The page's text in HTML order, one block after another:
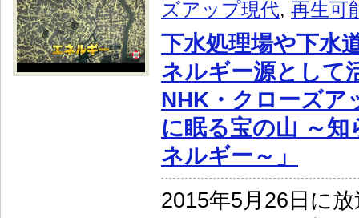
ズアップ現代, 再生可
下水処理場や下水
ネルギー源として
NHK・クローズア
に眠る宝の山 ～
ネルギー～」
2015年5月26日に